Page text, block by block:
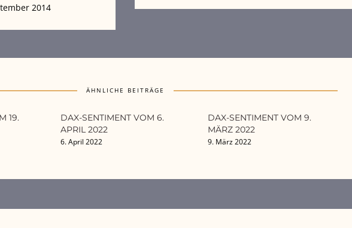
2014
ÄHNLICHE BEITRÄGE
19.
DAX-SENTIMENT VOM 6.
APRIL 2022
6. April 2022
DAX-SENTIMENT VOM 9.
MÄRZ 2022
9. März 2022